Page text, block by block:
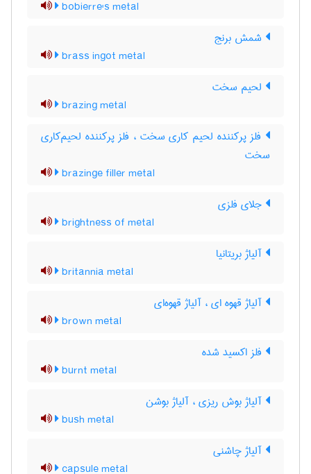
bobierre's metal
شمش برنج
brass ingot metal
لحیم سخت
brazing metal
فلز پرکننده لحیم کاری سخت ، فلز پرکننده لحیم‌کاری
سخت
brazinge filler metal
جلای فلزی
brightness of metal
آلیاژ بریتانیا
britannia metal
آلیاژ قهوه ای ، آلیاژ قهوه‌ای
brown metal
فلز اکسید شده
burnt metal
آلیاژ بوش ریزی ، آلیاژ بوشن
bush metal
آلیاژ چاشنی
capsule metal